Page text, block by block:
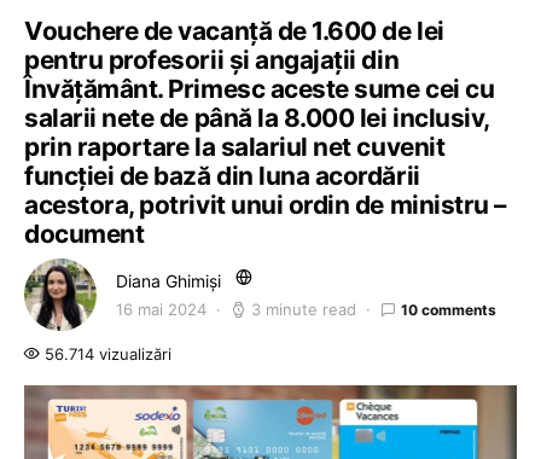
Vouchere de vacanță de 1.600 de lei
pentru profesorii și angajații din
Învățământ. Primesc aceste sume cei cu
salarii nete de până la 8.000 lei inclusiv,
prin raportare la salariul net cuvenit
funcției de bază din luna acordării
acestora, potrivit unui ordin de ministru –
document
Diana Ghimiși
16 mai 2024 3 minute read 10 comments
56.714 vizualizări